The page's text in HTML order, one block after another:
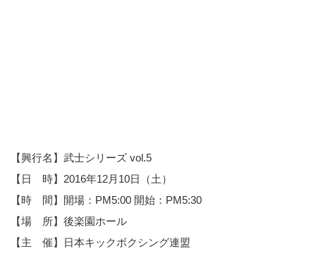
【興行名】武士シリーズ vol.5
【日 時】2016年12月10日（土）
【時 間】開場：PM5:00 開始：PM5:30
【場 所】後楽園ホール
【主 催】日本キックボクシング連盟